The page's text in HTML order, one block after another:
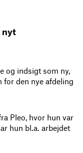
nyt
og indsigt som ny,
den nye afdeling
Pleo, hvor hun var
hun bl.a. arbejdet